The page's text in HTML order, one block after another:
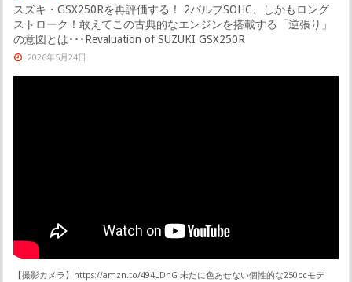
スズキ・GSX250Rを再評価する！ 2バルブSOHC、しかもロング
ストローク！敢えてこの古典的なエンジンを搭載する「逆張り」
の意図とは･･･Revaluation of SUZUKI GSX250R
2026年5月24日
【撮影カメラ】https://amzn.to/494LDnG 未だに色あせない個性的な250ccモデ